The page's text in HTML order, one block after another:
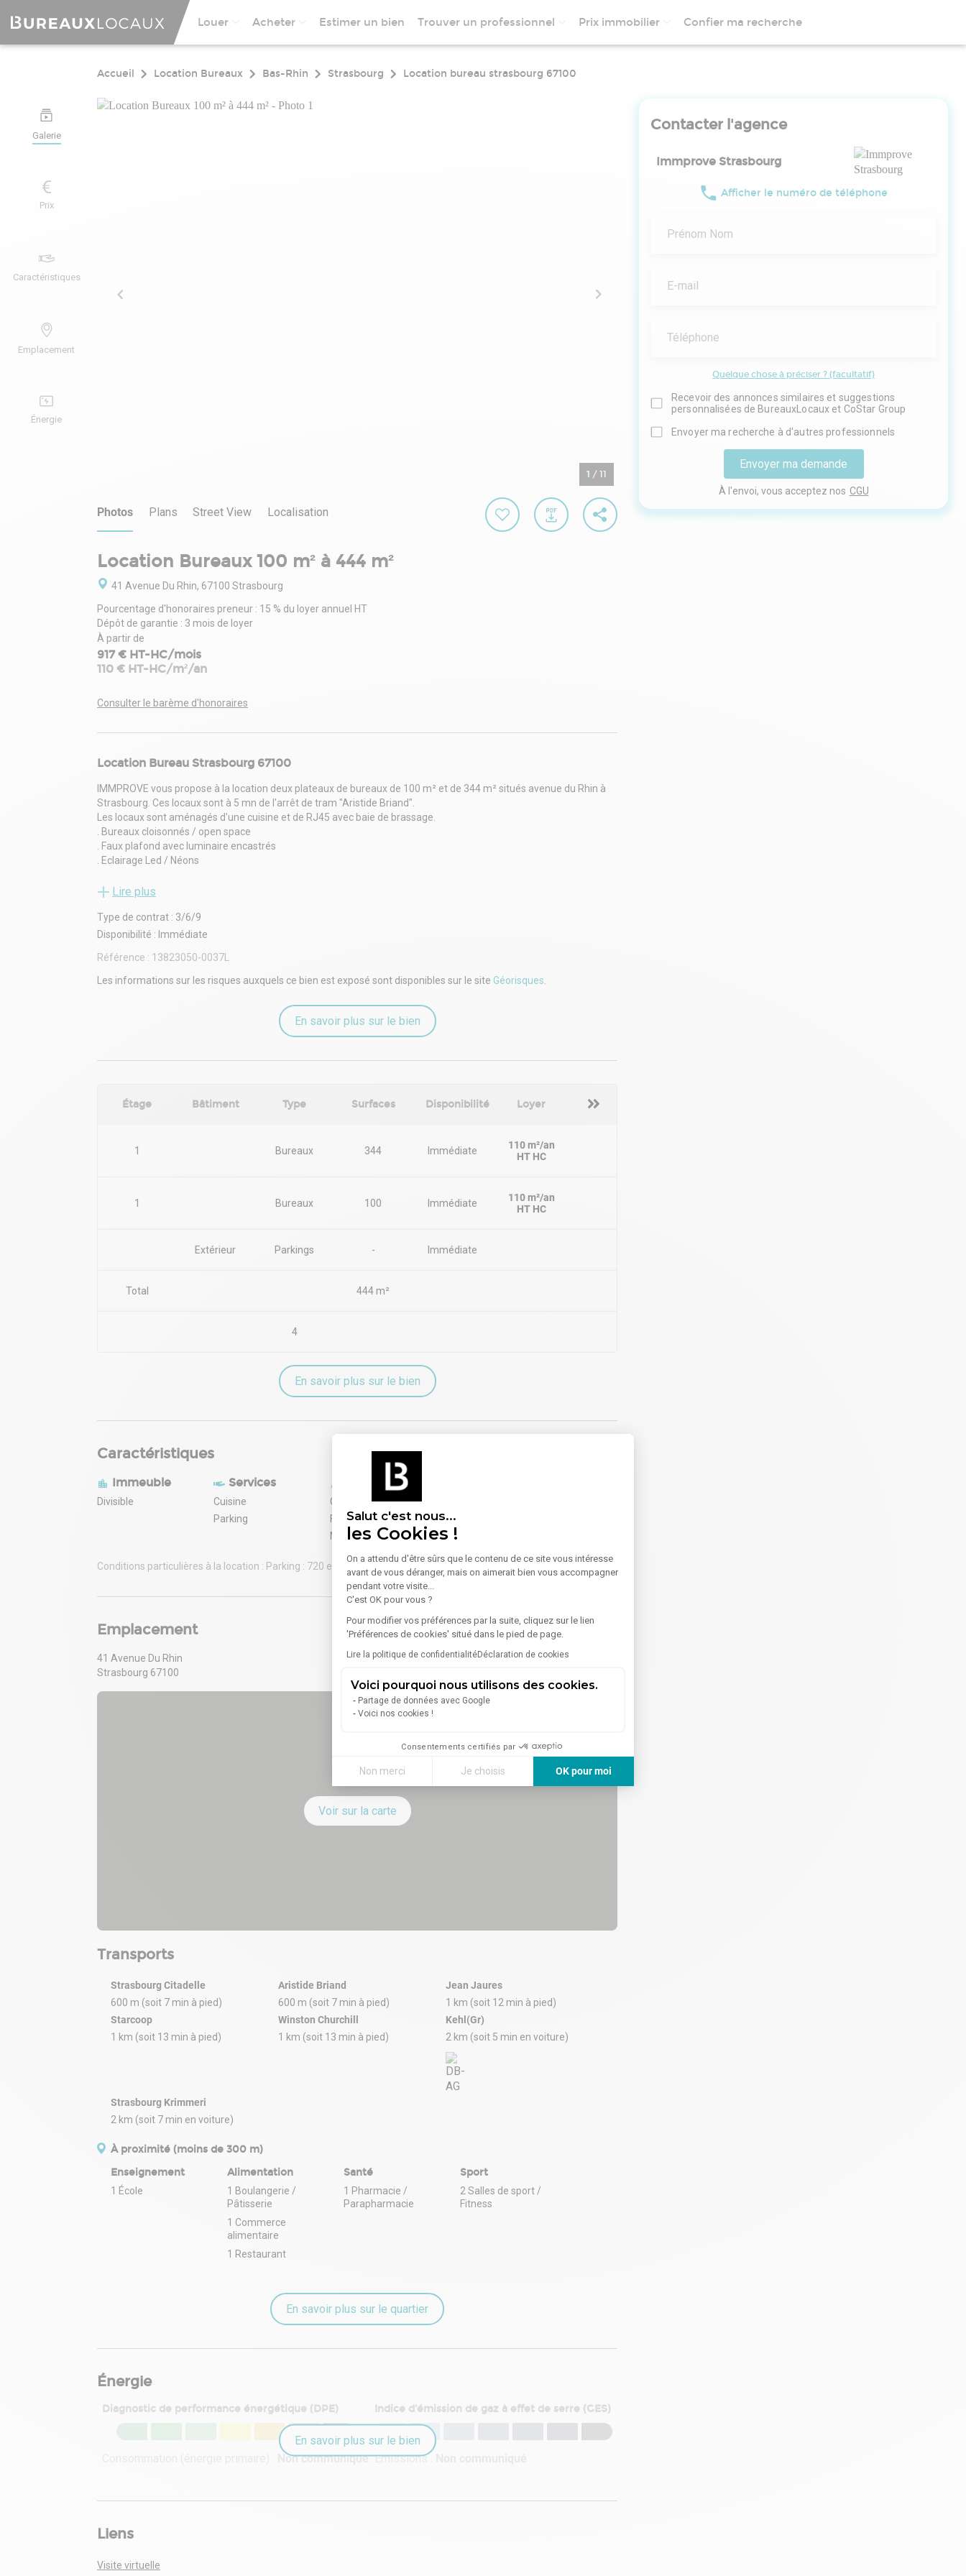
Salut c'est nous...
les Cookies !
On a attendu d'être sûrs que le contenu de ce site vous intéresse
avant de vous déranger, mais on aimerait bien vous accompagner
pendant votre visite...
C'est OK pour vous ?
Pour modifier vos préférences par la suite, cliquez sur le lien
'Préférences de cookies' situé dans le pied de page.
Lire la politique de confidentialitéDéclaration de cookies
Voici pourquoi nous utilisons des cookies.
Partage de données avec Google
Voici nos cookies !
Consentements certifiés par
Non merci Je choisis OK pour moi
Axeptio consent
Plateforme de Gestion du Consentement : Personnalisez vos Options
Notre plateforme vous permet d'adapter et de gérer vos paramètres de confidentialité, en garantissant la conformité avec
Louer Acheter Estimer un bien Trouver un professionnel Prix immobilier Confier ma recherche
Galerie
Prix
Caractéristiques
Emplacement
Énergie
Accueil Location Bureaux Bas-Rhin Strasbourg Location bureau strasbourg 67100
1 / 11
Photos Plans Street View Localisation
Location Bureaux 100 m² à 444 m²
41 Avenue Du Rhin, 67100 Strasbourg
Pourcentage d'honoraires preneur : 15 % du loyer annuel HT
Dépôt de garantie : 3 mois de loyer
À partir de
917 € HT-HC/mois
110 € HT-HC/m²/an
Consulter le barème d'honoraires
Location Bureau Strasbourg 67100
IMMPROVE vous propose à la location deux plateaux de bureaux de 100 m² et de 344 m² situés avenue du Rhin à
Strasbourg. Ces locaux sont à 5 mn de l'arrêt de tram "Aristide Briand".
Les locaux sont aménagés d'une cuisine et de RJ45 avec baie de brassage.
. Bureaux cloisonnés / open space
. Faux plafond avec luminaire encastrés
. Eclairage Led / Néons
. Sol moquette
. Chauffage au gaz
. Plinthes périphériques
. Baie de brassage
Situation/Transports :
Dépot de garantie : 3 mois de loyer HT HC
Lire plus
Type de contrat : 3/6/9
Disponibilité : Immédiate
Référence : 13823050-0037L
Les informations sur les risques auxquels ce bien est exposé sont disponibles sur le site Géorisques
En savoir plus sur le bien
Étage Bâtiment Type Surfaces Disponibilité Loyer
1 Bureaux 344 Immédiate
110 m²/an
HT HC
1 Bureaux 100 Immédiate
110 m²/an
HT HC
Extérieur Parkings - Immédiate
Total 444 m²
4
En savoir plus sur le bien
Caractéristiques
Immeuble
Divisible
Services
Cuisine
Parking
Equipements
Climatisation
Faux plafond
Meublé
Conditions particulières à la location : Parking : 720 euros / an HT
Emplacement
41 Avenue Du Rhin
Strasbourg 67100
Voir sur la carte
Transports
Strasbourg Citadelle
600 m (soit 7 min à pied)
Aristide Briand
600 m (soit 7 min à pied)
Jean Jaures
1 km (soit 12 min à pied)
Starcoop
1 km (soit 13 min à pied)
Winston Churchill
1 km (soit 13 min à pied)
Kehl(Gr)
2 km (soit 5 min en voiture)
Strasbourg Krimmeri
2 km (soit 7 min en voiture)
À proximité (moins de 300 m)
Enseignement
1 École
Alimentation
1 Boulangerie /
Pâtisserie
1 Commerce
alimentaire
1 Restaurant
Santé
1 Pharmacie /
Parapharmacie
Sport
2 Salles de sport /
Fitness
En savoir plus sur le quartier
Énergie
Diagnostic de performance énergétique (DPE)
Non communiqué
Indice d'émission de gaz à effet de serre (GES)
Émissions :
En savoir plus sur le bien
Liens
Visite virtuelle
Contacter l'agence
Immprove Strasbourg
Afficher le numéro de téléphone
Prénom Nom
E-mail
Téléphone
Quelque chose à préciser ? (facultatif)
Recevoir des annonces similaires et suggestions
personnalisées de BureauxLocaux et CoStar Group
Envoyer ma recherche à d'autres professionnels
Envoyer ma demande
À l'envoi, vous acceptez nos CGU